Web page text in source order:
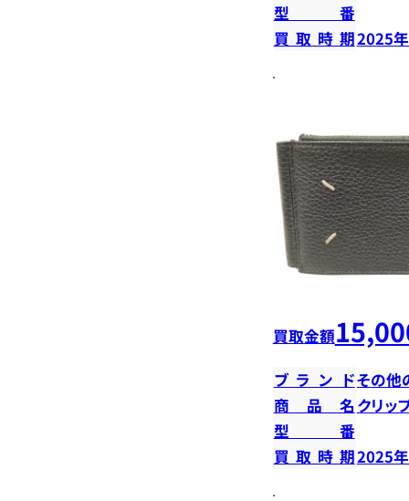
型番
買取時期2025
買取金額
ブランドその他
商品名 クリッ
型番
買取時期2025